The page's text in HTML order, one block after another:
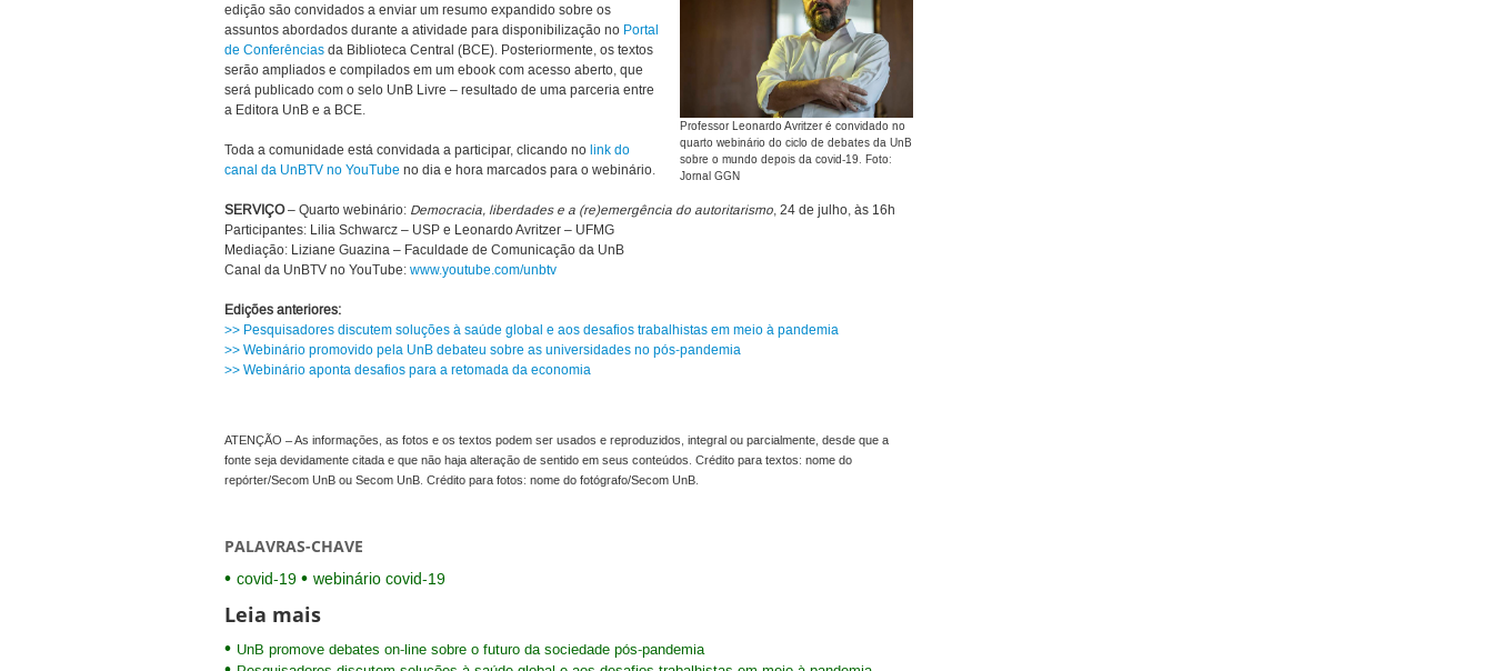
Professor Leonardo Avritzer é convidado no
quarto webinário do ciclo de debates da UnB
sobre o mundo depois da covid-19. Foto:
Jornal GGN
edição são convidados a enviar um resumo expandido sobre os
assuntos abordados durante a atividade para disponibilização no Portal
de Conferências da Biblioteca Central (BCE). Posteriormente, os textos
serão ampliados e compilados em um ebook com acesso aberto, que
será publicado com o selo UnB Livre – resultado de uma parceria entre
a Editora UnB e a BCE.
Toda a comunidade está convidada a participar, clicando no link do
canal da UnBTV no YouTube no dia e hora marcados para o webinário.
SERVIÇO– Quarto webinário: Democracia, liberdades e a (re)emergência do autoritarismo, 24 de julho, às 16h
Participantes: Lilia Schwarcz – USP e Leonardo Avritzer – UFMG
Mediação: Liziane Guazina – Faculdade de Comunicação da UnB
Canal da UnBTV no YouTube: www.youtube.com/unbtv
Edições anteriores:
>> Pesquisadores discutem soluções à saúde global e aos desafios trabalhistas em meio à pandemia
>> Webinário promovido pela UnB debateu sobre as universidades no pós-pandemia
>> Webinário aponta desafios para a retomada da economia
ATENÇÃO – As informações, as fotos e os textos podem ser usados e reproduzidos, integral ou parcialmente, desde que a
fonte seja devidamente citada e que não haja alteração de sentido em seus conteúdos. Crédito para textos: nome do
repórter/Secom UnB ou Secom UnB. Crédito para fotos: nome do fotógrafo/Secom UnB.
PALAVRAS-CHAVE
covid-19 webinário covid-19
Leia mais
UnB promove debates on-line sobre o futuro da sociedade pós-pandemia